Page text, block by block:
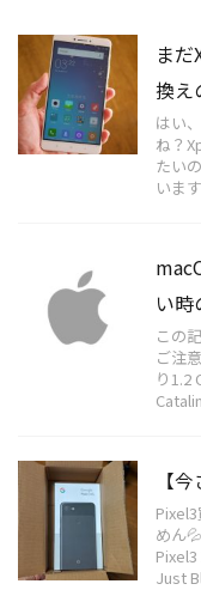
ま
換え
はい
ね？
たい
いま
い時
この
ご注
り1.2
【
めん
Pixel3
Just